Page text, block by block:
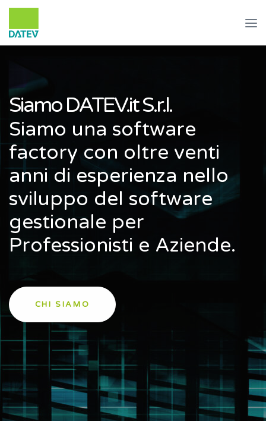
Siamo DATEV.it S.r.l.
Siamo una software
factory con oltre venti
anni di esperienza nello
sviluppo del software
gestionale per
Professionisti e Aziende.
CHI SIAMO